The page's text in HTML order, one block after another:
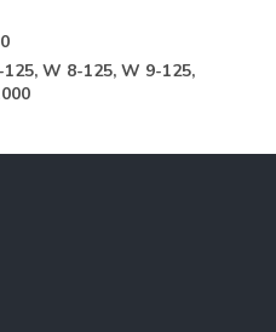
W 8-125, W 9-125,